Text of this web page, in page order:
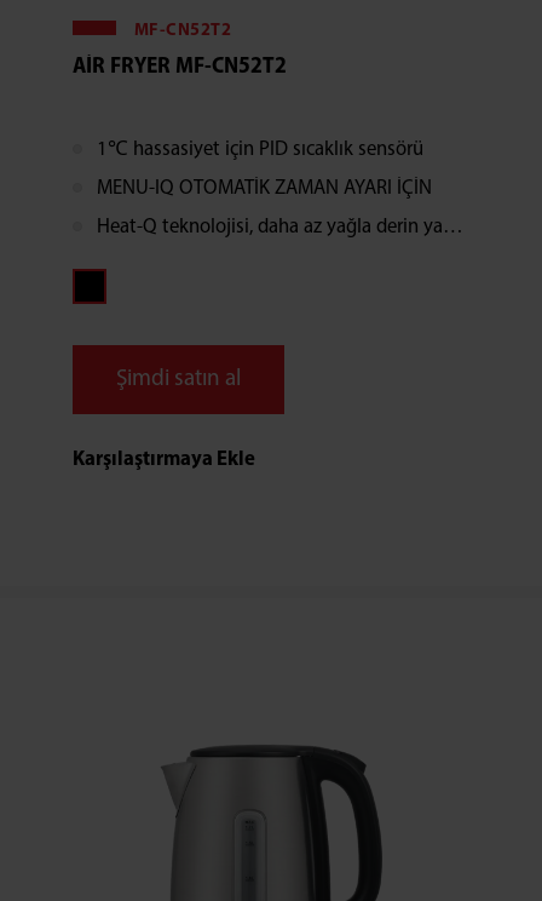
MF-CN52T2
AIR FRYER MF-CN52T2
1℃ hassasiyet için PID sıcaklık sensörü
MENU-IQ OTOMATİK ZAMAN AYARI İÇİN
Heat-Q teknolojisi, daha az yağla derin yağda kızartma ile aynı tadı sunar.
Şimdi satın al
Karşılaştırmaya Ekle